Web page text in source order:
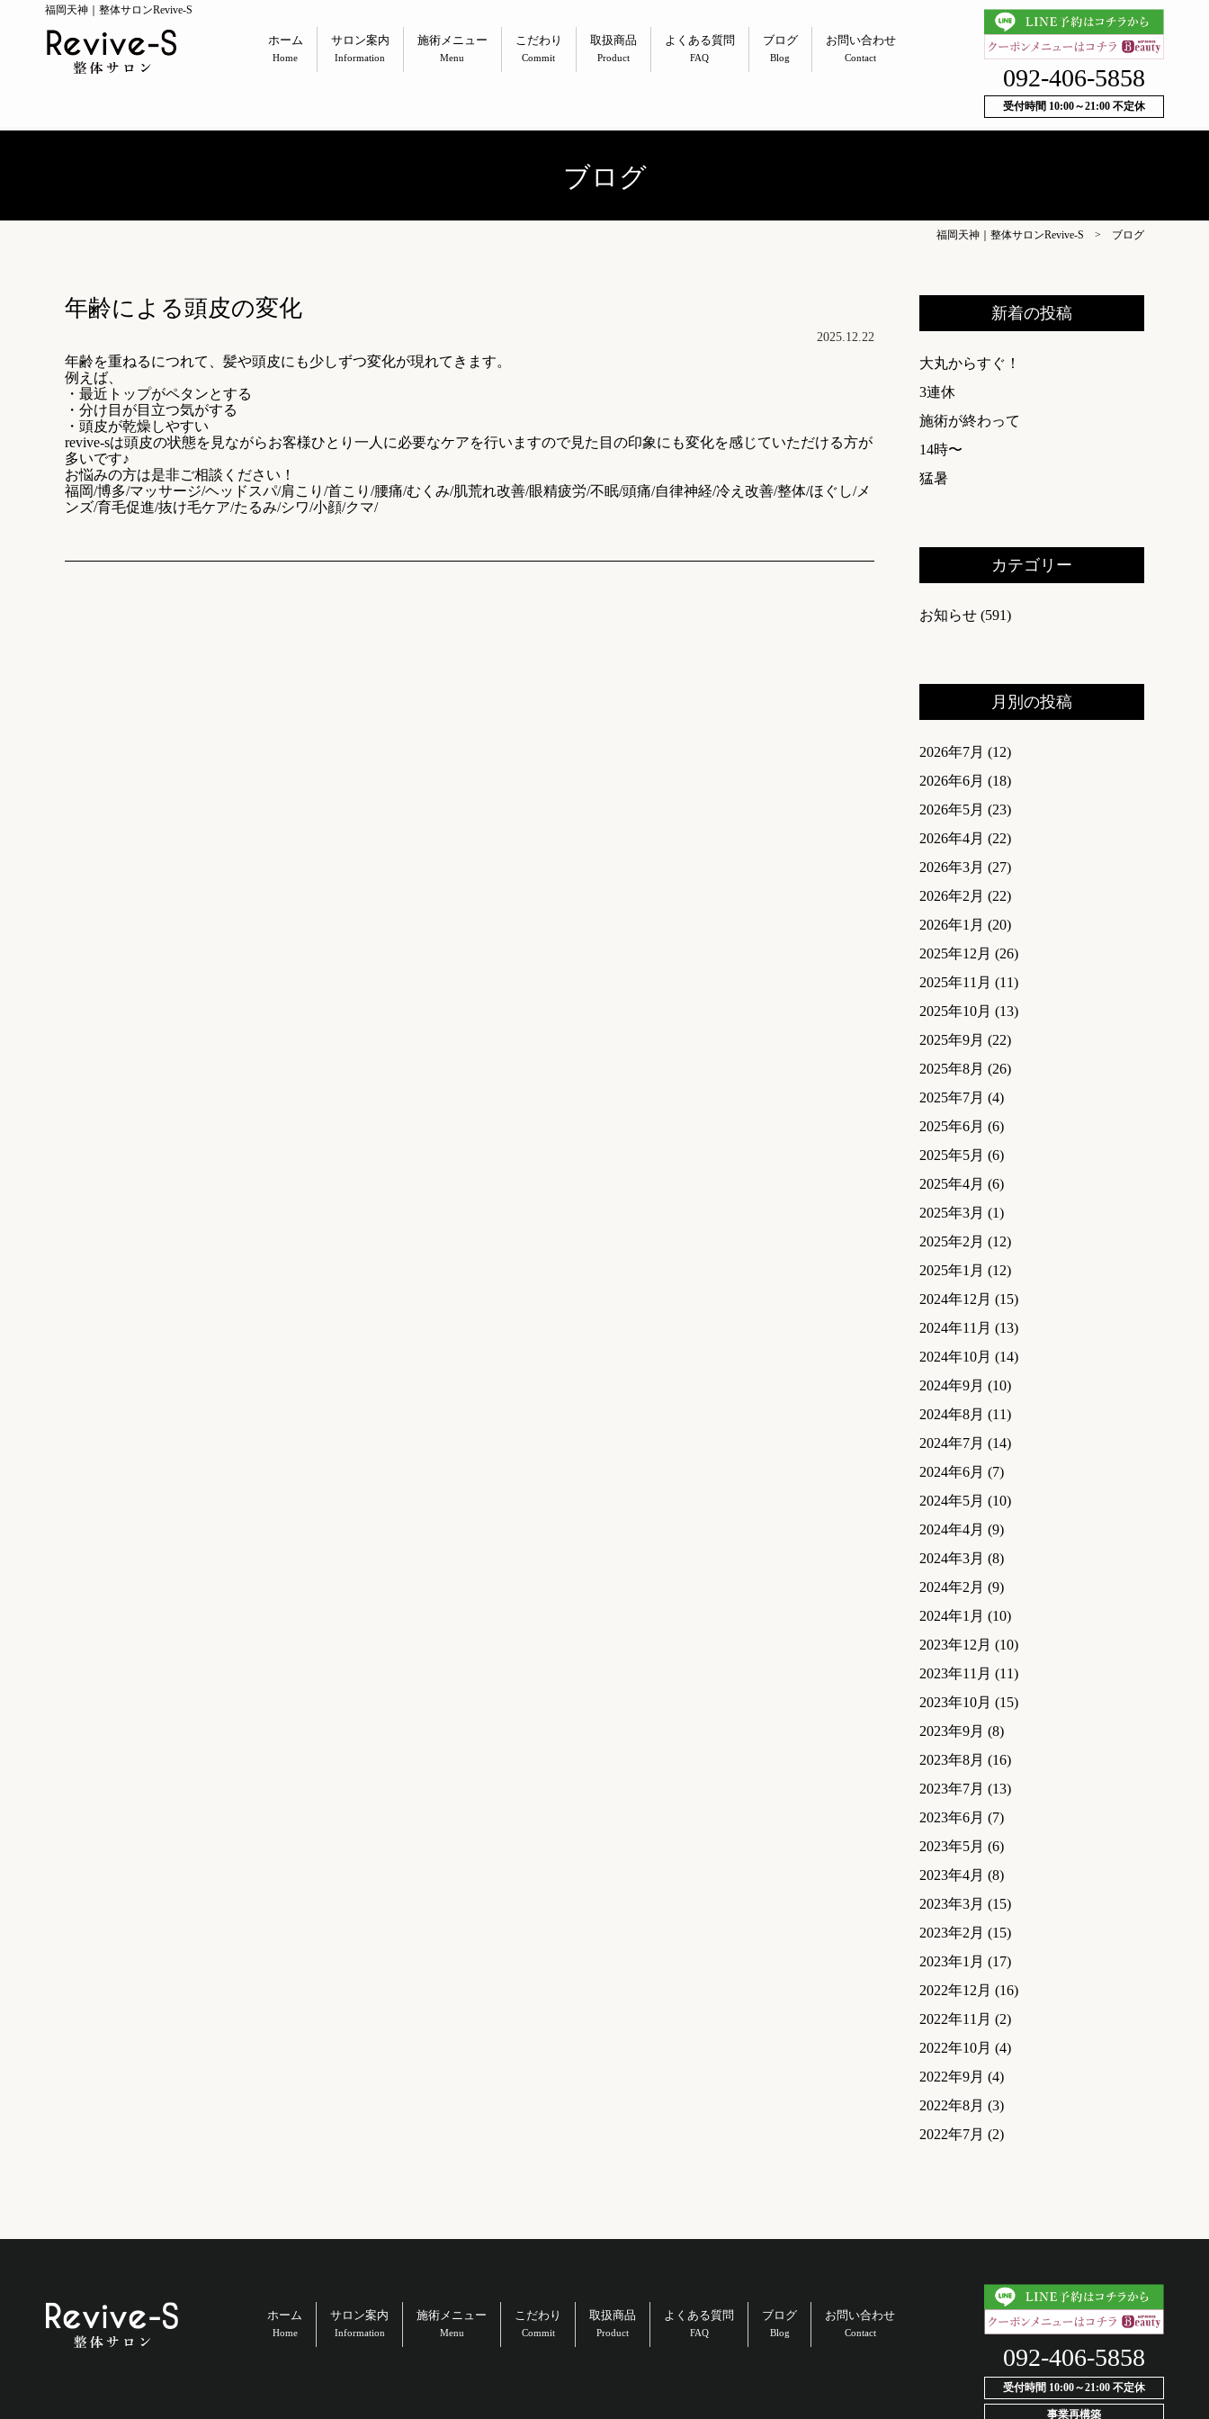
福岡天神｜整体サロンRevive-S
ホーム
Home
サロン案内
Information
施術メニュー
Menu
こだわり
Commit
取扱商品
Product
よくある質問
FAQ
ブログ
Blog
お問い合わせ
Contact
092-406-5858
受付時間 10:00～21:00 不定休
ブログ
福岡天神｜整体サロンRevive-S > ブログ
年齢による頭皮の変化
2025.12.22
年齢を重ねるにつれて、髪や頭皮にも少しずつ変化が現れてきます。
例えば、
・最近トップがペタンとする
・分け目が目立つ気がする
・頭皮が乾燥しやすい
revive-sは頭皮の状態を見ながらお客様ひとり一人に必要なケアを行いますので見た目の印象にも変化を感じていただける方が
多いです♪
お悩みの方は是非ご相談ください！
福岡/博多/マッサージ/ヘッドスパ/肩こり/首こり/腰痛/むくみ/肌荒れ改善/眼精疲労/不眠/頭痛/自律神経/冷え改善/整体/ほぐし/メ
ンズ/育毛促進/抜け毛ケア/たるみ/シワ/小顔/クマ/
新着の投稿
大丸からすぐ！
3連休
施術が終わって
14時〜
猛暑
カテゴリー
お知らせ (591)
月別の投稿
2026年7月 (12)
2026年6月 (18)
2026年5月 (23)
2026年4月 (22)
2026年3月 (27)
2026年2月 (22)
2026年1月 (20)
2025年12月 (26)
2025年11月 (11)
2025年10月 (13)
2025年9月 (22)
2025年8月 (26)
2025年7月 (4)
2025年6月 (6)
2025年5月 (6)
2025年4月 (6)
2025年3月 (1)
2025年2月 (12)
2025年1月 (12)
2024年12月 (15)
2024年11月 (13)
2024年10月 (14)
2024年9月 (10)
2024年8月 (11)
2024年7月 (14)
2024年6月 (7)
2024年5月 (10)
2024年4月 (9)
2024年3月 (8)
2024年2月 (9)
2024年1月 (10)
2023年12月 (10)
2023年11月 (11)
2023年10月 (15)
2023年9月 (8)
2023年8月 (16)
2023年7月 (13)
2023年6月 (7)
2023年5月 (6)
2023年4月 (8)
2023年3月 (15)
2023年2月 (15)
2023年1月 (17)
2022年12月 (16)
2022年11月 (2)
2022年10月 (4)
2022年9月 (4)
2022年8月 (3)
2022年7月 (2)
ホーム
Home
サロン案内
Information
施術メニュー
Menu
こだわり
Commit
取扱商品
Product
よくある質問
FAQ
ブログ
Blog
お問い合わせ
Contact
092-406-5858
受付時間 10:00～21:00 不定休
事業再構築